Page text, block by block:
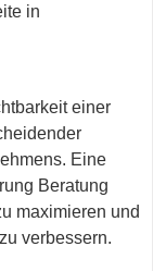
in
einer
Eine
Beratung
maximieren und
verbessern.